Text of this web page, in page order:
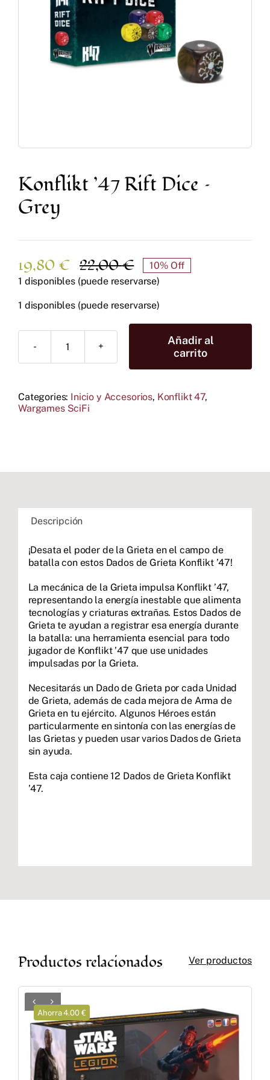
Accesorios y Hobby
Juegos de Mesa
Konflikt ’47 Rift Dice –
Grey
22,00€El
precio
original
era:
22,00 €.
19,80 €
El
precio
actual
es:
19,80 €.
10% Off
1 disponibles (puede reservarse)
1 disponibles (puede reservarse)
Konflikt
'47
-
Grey
Añadir al
carrito
Categories: Inicio y Accesorios, Konflikt 47,
Wargames SciFi
Descripción
¡Desata el poder de la Grieta en el campo de
batalla con estos Dados de Grieta Konflikt ’47!
La mecánica de la Grieta impulsa Konflikt ’47,
representando la energía inestable que alimenta
tecnologías y criaturas extrañas. Estos Dados de
Grieta te ayudan a registrar esa energía durante
la batalla: una herramienta esencial para todo
jugador de Konflikt ’47 que use unidades
impulsadas por la Grieta.
Necesitarás un Dado de Grieta por cada Unidad
de Grieta, además de cada mejora de Arma de
Grieta en tu ejército. Algunos Héroes están
particularmente en sintonía con las energías de
las Grietas y pueden usar varios Dados de Grieta
sin ayuda.
Esta caja contiene 12 Dados de Grieta Konflikt
’47.
Productos relacionados Ver productos
Ahorra 4.00 €